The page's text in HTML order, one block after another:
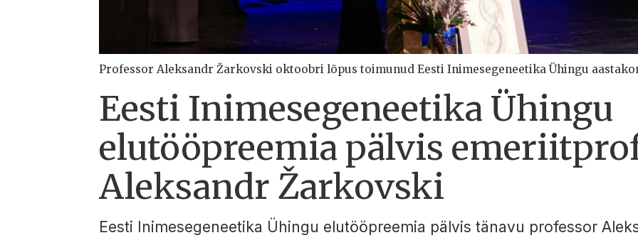
Professor Aleksandr Žarkovski oktoobri lõpus toimunud Eesti Inimesegeneetika Ühingu
Eesti Inimesegeneetika Ühingu
elutööpreemia pälvis
Aleksandr Žarkovski
Eesti Inimesegeneetika Ühingu elutööpreemia pälvis tänavu professor